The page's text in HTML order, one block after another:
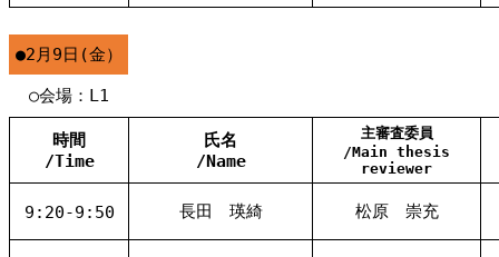
●2月9日(金）
○会場：L1
時間
/Time
氏名
/Name
主審査委員
/Main thesis
reviewer
9:20-9:50 長田 瑛綺 松原 崇充